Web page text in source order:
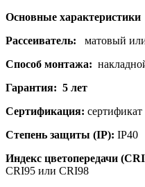
Основные характеристики
Рассеиватель:
матовый
Способ монтажа:
Гарантия: 5 лет
Сертификация: сертификат
Степень защиты (IP): IP40
Индекс цветопередачи
CRI95 или CRI98